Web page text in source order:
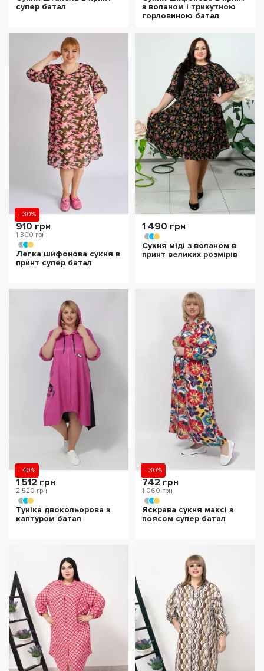
супер батал
з воланом і трикутною
горловиною батал
- 30%
910 грн
1 300 грн
Легка шифонова сукня в
принт супер батал
1 490 грн
Сукня міді з воланом в
принт великих розмірів
- 40%
1 512 грн
2 520 грн
Туніка двокольорова з
каптуром батал
- 30%
742 грн
1 060 грн
Яскрава сукня максі з
поясом супер батал